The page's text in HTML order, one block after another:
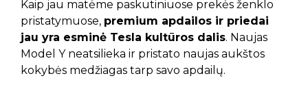
Kaip jau matėme paskutiniuose prekės ženklo
pristatymuose, premium apdailos ir priedai
jau yra esminė Tesla kultūros dalis. Naujas
Model Y neatsilieka ir pristato naujas aukštos
kokybės medžiagas tarp savo apdailų.